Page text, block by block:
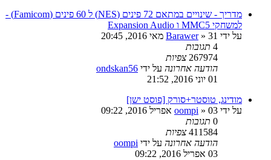
מדריך - שינויים במתאם 72 פינים (NES) ל 60 פינים (Famicom) -
למשחקי MMC5 ו Expansion Audio
על ידי
Barawer» 31 מאי 2016, 20:45
4 תגובות
267974 צפיות
הודעה אחרונה על ידי ondskan56
01 יוני 2016, 21:52
מודינג, טוסטר+סורק [פוסט ישן]
על ידי
oompi » 03 אפריל 2016, 09:22
0 תגובות
411584 צפיות
הודעה אחרונה על ידי oompi
03 אפריל 2016, 09:22